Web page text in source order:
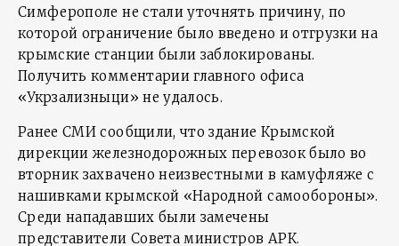
Симферополе не стали уточнять причину, по
которой ограничение было введено и отгрузки на
крымские станции были заблокированы.
Получить комментарии главного офиса
«Укрзализныци» не удалось.
Ранее СМИ сообщили, что здание Крымской
дирекции железнодорожных перевозок было во
вторник захвачено неизвестными в камуфляже с
нашивками крымской «Народной самообороны».
Среди нападавших были замечены
представители Совета министров АРК.